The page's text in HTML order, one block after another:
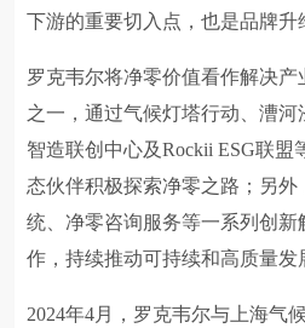
下游的重要切入点，也是品牌升
罗克韦尔将净零价值看作解决
之一，通过气候灯塔行动、漕河
智造联创中心及Rockii ESG联盟
态伙伴积极探索净零之路；另
统、净零咨询服务等一系列创新
作，持续推动可持续和高质量发
2024年4月，罗克韦尔与上海气